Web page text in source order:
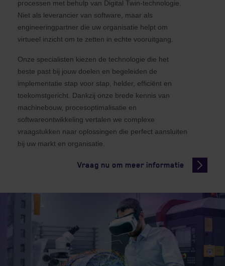
processen met behulp van Digital Twin-technologie.
Niet als leverancier van software, maar als
engineeringpartner die uw organisatie helpt om
virtueel inzicht om te zetten in echte vooruitgang.
Onze specialisten kiezen de technologie die het
beste past bij jouw doelen en begeleiden de
implementatie stap voor stap, helder, efficiënt en
toekomstgericht. Dankzij onze brede kennis van
machinebouw, procesoptimalisatie en
softwareontwikkeling vertalen we complexe
vraagstukken naar oplossingen die perfect aansluiten
bij uw markt en organisatie.
Vraag nu om meer informatie